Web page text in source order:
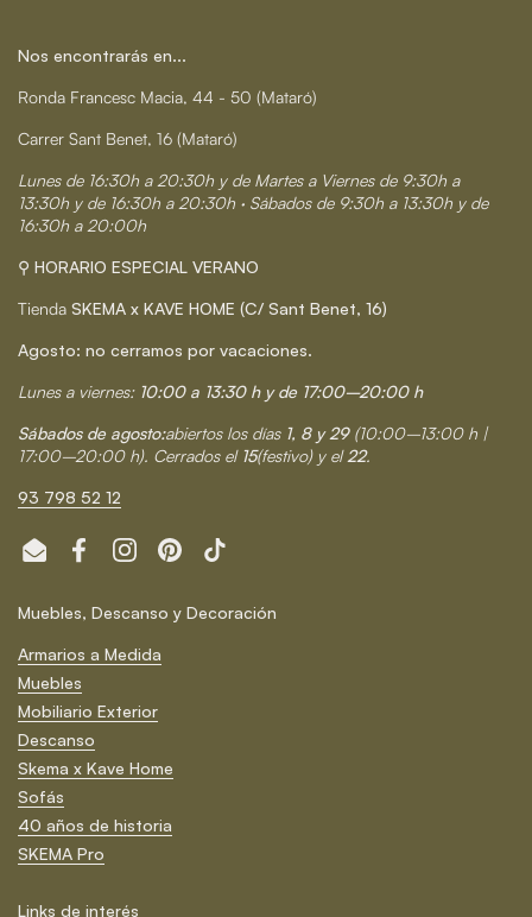
Nos encontrarás en...
Ronda Francesc Macia, 44 - 50 (Mataró)
Carrer Sant Benet, 16 (Mataró)
Lunes de 16:30h a 20:30h y de Martes a Viernes de 9:30h a
13:30h y de 16:30h a 20:30h · Sábados de 9:30h a 13:30h y de
16:30h a 20:00h
⚲ HORARIO ESPECIAL VERANO
Tienda SKEMA x KAVE HOME (C/ Sant Benet, 16)
Agosto: no cerramos por vacaciones.
Lunes a viernes: 10:00 a 13:30 h y de 17:00–20:00 h
Sábados de agosto:abiertos los días 1, 8 y 29 (10:00–13:00 h |
17:00–20:00 h). Cerrados el 15(festivo) y el22.
93 798 52 12
Email FacebookInstagramPinterestTikTok
Muebles, Descanso y Decoración
Armarios a Medida
Muebles
Mobiliario Exterior
Descanso
Skema x Kave Home
Sofás
40 años de historia
SKEMA Pro
Links de interés